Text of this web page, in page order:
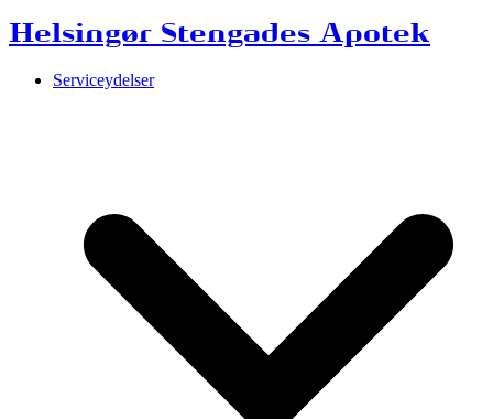
Helsingør Stengades Apotek
Serviceydelser